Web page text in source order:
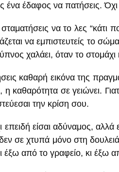
ένα έδαφος να πατήσεις. Όχι
να το λες
να εμπιστευτείς το
χαλάει, όταν το στομάχι
καθαρή εικόνα της
η καθαρότητα σε γειώνει.
την κρίση σου.
επειδή είσαι αδύναμος,
σε χτυπά μόνο στη
έξω από το γραφείο, κι έξω